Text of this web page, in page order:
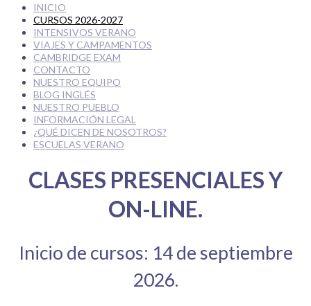
INICIO
CURSOS 2026-2027
INTENSIVOS VERANO
VIAJES Y CAMPAMENTOS
CAMBRIDGE EXAM
CONTACTO
NUESTRO EQUIPO
BLOG INGLÉS
NUESTRO PUEBLO
INFORMACIÓN LEGAL
¿QUÉ DICEN DE NOSOTROS?
ESCUELAS VERANO
CLASES PRESENCIALES Y
ON-LINE.
Inicio de cursos: 14 de septiembre
2026.